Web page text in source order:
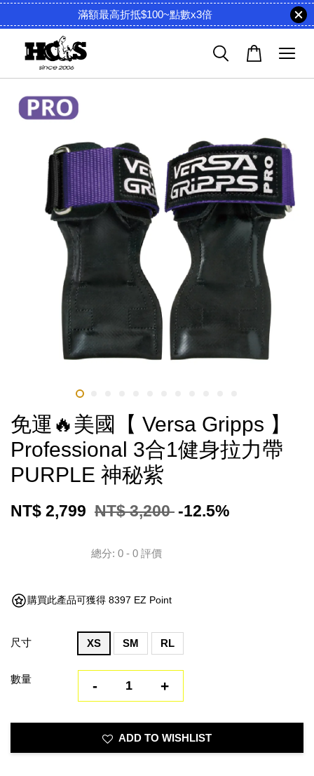
滿額最高折抵$100~點數x3倍
免運🔥美國【 Versa Gripps 】
Professional 3合1健身拉力帶
PURPLE 神秘紫
NT$ 2,799 NT$ 3,200 -12.5%
總分: 0 - 0 評價
購買此產品可獲得 8397 EZ Point
尺寸 XS SM RL
數量 - +
ADD TO WISHLIST